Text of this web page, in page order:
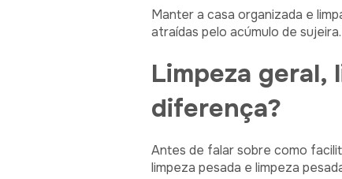
Manter a casa organizada e
atraídas pelo acúmulo de
Limpeza geral,
diferença?
Antes de falar sobre como
limpeza pesada e limpeza